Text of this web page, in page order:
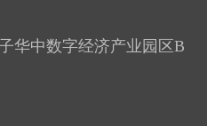
华中数字经济产业园区B